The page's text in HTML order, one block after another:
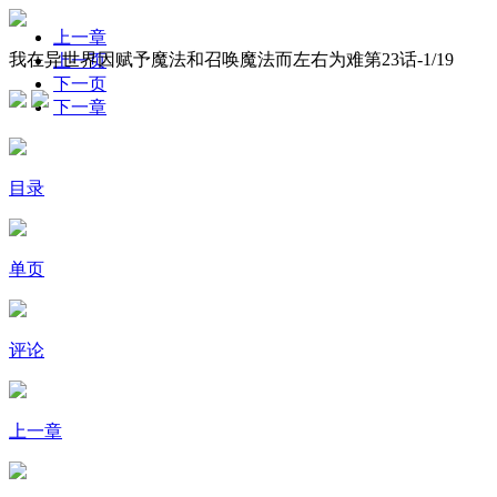
我在异世界因赋予魔法和召唤魔法而左右为难第23话-1/19
上一章
上一页
下一页
下一章
目录
单页
评论
上一章